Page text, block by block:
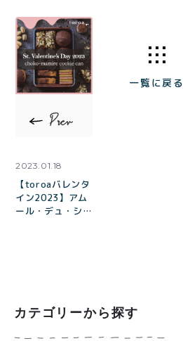
2023.01.18
【toroaバレンタ
イン2023】アム
ール・デュ・ショ
一覧に戻る
カテゴリーから探す